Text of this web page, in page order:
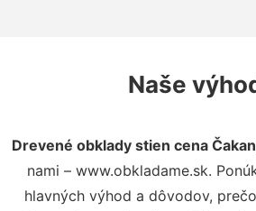
Naše
Drevené obklady stien cena
nami – www.obkladame.sk.
hlavných výhod a dôvodov,